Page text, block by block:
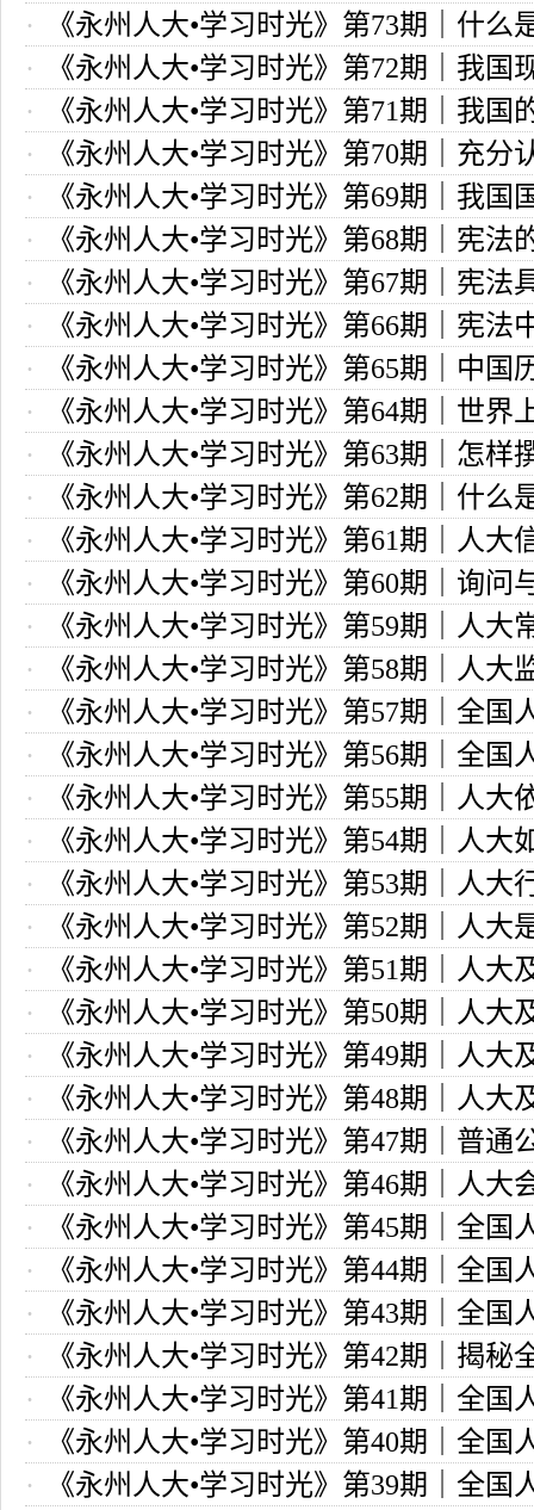
和义务有哪些？
《永州人大•学习时光》第73期｜什么
被选举权
《永州人大•学习时光》第72期｜我国
律大全，赶快收藏！
《永州人大•学习时光》第71期｜我国
制度是什么？
《永州人大•学习时光》第70期｜充分
法典的宪法意义
《永州人大•学习时光》第69期｜我国
组织原则是什么？
《永州人大•学习时光》第68期｜宪法
是什么？
《永州人大•学习时光》第67期｜宪法
的地位和作用？
《永州人大•学习时光》第66期｜宪法
活息息相关的条文有哪些？
《永州人大•学习时光》第65期｜中国
个宪法性文件是什么？
《永州人大•学习时光》第64期｜世界
法是哪个国家的宪法？
《永州人大•学习时光》第63期｜怎样
题调研报告？
《永州人大•学习时光》第62期｜什么
调查？
《永州人大•学习时光》第61期｜人大
原则和职责
《永州人大•学习时光》第60期｜询问
区别？
《永州人大•学习时光》第59期｜人大
对计划和预算执行情况进行监督？
《永州人大•学习时光》第58期｜人大
监察的区别
《永州人大•学习时光》第57期｜全国
会怎样审议“一府两院”的工作报告
《永州人大•学习时光》第56期｜全国
些人员提出罢免？
《永州人大•学习时光》第55期｜人大
免权十五种形式解析
《永州人大•学习时光》第54期｜人大
党管干部和人大依法任命干部的关系？
《永州人大•学习时光》第53期｜人大
与党委的决策权是什么关系?
《永州人大•学习时光》第52期｜人大
执法检查的？
《永州人大•学习时光》第51期｜人大
的监督权
《永州人大•学习时光》第50期｜人大
的选举任免权
《永州人大•学习时光》第49期｜人大
的决定权
《永州人大•学习时光》第48期｜人大
的立法权
《永州人大•学习时光》第47期｜普通
人大常委会会议吗？
《永州人大•学习时光》第46期｜人大
遵循哪些基本原则
《永州人大•学习时光》第45期｜全国
会议是如何召开的？
《永州人大•学习时光》第44期｜全国
会筹备工作怎样做？
《永州人大•学习时光》第43期｜全国
会有哪些会风会纪要求？
《永州人大•学习时光》第42期｜揭秘
议礼仪
《永州人大•学习时光》第41期｜全国
人大的关系是领导关系吗？
《永州人大•学习时光》第40期｜全国
中央国家机关是什么关系？
《永州人大•学习时光》第39期｜全国